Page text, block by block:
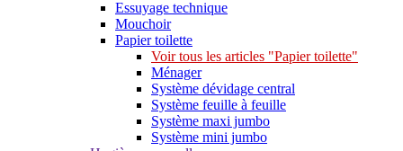
Essuyage technique
Mouchoir
Papier toilette
Voir tous les articles "Papier toilette"
Ménager
Système dévidage central
Système feuille à feuille
Système maxi jumbo
Système mini jumbo